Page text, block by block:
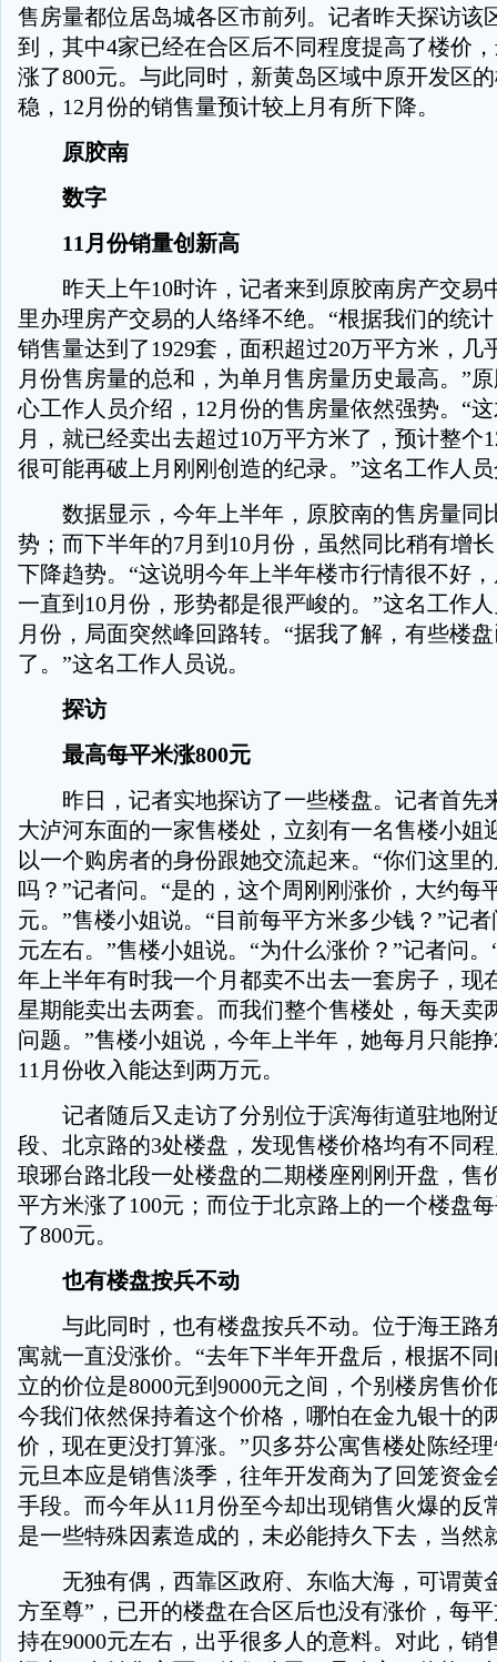
售房量都位居岛城各区市前列。记者昨天探访该
到，其中4家已经在合区后不同程度提高了楼价
涨了800元。与此同时，新黄岛区域中原开发区
稳，12月份的销售量预计较上月有所下降。
原胶南
数字
11月份销量创新高
昨天上午10时许，记者来到原胶南房产交易
里办理房产交易的人络绎不绝。“根据我们的统
销售量达到了1929套，面积超过20万平方米，几
月份售房量的总和，为单月售房量历史最高。”
心工作人员介绍，12月份的售房量依然强势。“
月，就已经卖出去超过10万平方米了，预计整个
很可能再破上月刚刚创造的纪录。”这名工作人
数据显示，今年上半年，原胶南的售房量同
势；而下半年的7月到10月份，虽然同比稍有增
下降趋势。“这说明今年上半年楼市行情很不好
一直到10月份，形势都是很严峻的。”这名工作
月份，局面突然峰回路转。“据我了解，有些楼
了。”这名工作人员说。
探访
最高每平米涨800元
昨日，记者实地探访了一些楼盘。记者首先
大泸河东面的一家售楼处，立刻有一名售楼小姐
以一个购房者的身份跟她交流起来。“你们这里
吗？”记者问。“是的，这个周刚刚涨价，大约每
元。”售楼小姐说。“目前每平方米多少钱？”记者
元左右。”售楼小姐说。“为什么涨价？”记者问
年上半年有时我一个月都卖不出去一套房子，现
星期能卖出去两套。而我们整个售楼处，每天卖
问题。”售楼小姐说，今年上半年，她每月只能
11月份收入能达到两万元。
记者随后又走访了分别位于滨海街道驻地附
段、北京路的3处楼盘，发现售楼价格均有不同
琅琊台路北段一处楼盘的二期楼座刚刚开盘，售
平方米涨了100元；而位于北京路上的一个楼盘
了800元。
也有楼盘按兵不动
与此同时，也有楼盘按兵不动。位于海王路
寓就一直没涨价。“去年下半年开盘后，根据不
立的价位是8000元到9000元之间，个别楼房售价
今我们依然保持着这个价格，哪怕在金九银十的
价，现在更没打算涨。”贝多芬公寓售楼处陈经
元旦本应是销售淡季，往年开发商为了回笼资金
手段。而今年从11月份至今却出现销售火爆的反
是一些特殊因素造成的，未必能持久下去，当然
无独有偶，西靠区政府、东临大海，可谓黄
方至尊”，已开的楼盘在合区后也没有涨价，每
持在9000元左右，出乎很多人的意料。对此，销